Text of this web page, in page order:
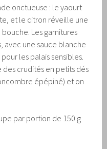
onctueuse : le yaourt
et le citron réveille une
bouche. Les garnitures
avec une sauce blanche
les palais sensibles.
crudités en petits dés
épépiné) et on
par portion de 150 g